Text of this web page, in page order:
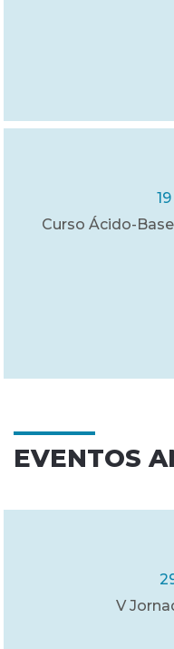
Curso Ácido-
EVENTOS
V